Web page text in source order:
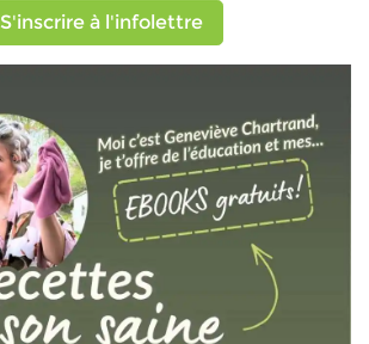
S'inscrire à l'infolettre